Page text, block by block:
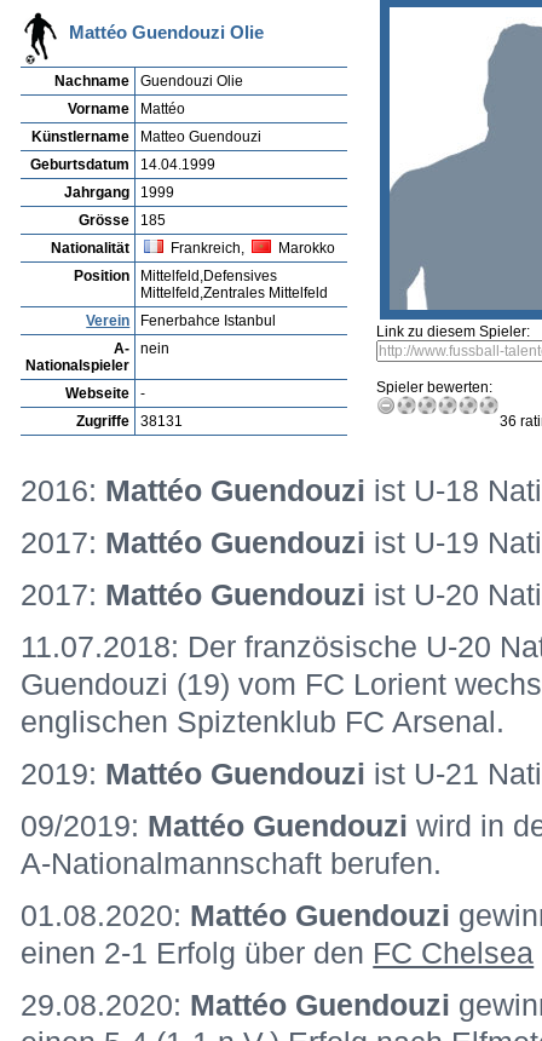
Mattéo Guendouzi Olie
Nachname
Guendouzi Olie
Vorname
Mattéo
Künstlername
Matteo Guendouzi
Geburtsdatum
14.04.1999
Jahrgang
1999
Grösse
185
Nationalität
Frankreich,
Marokko
Position
Mittelfeld,Defensives
Mittelfeld,Zentrales Mittelfeld
Verein
Fenerbahce Istanbul
A-
Nationalspieler
nein
Webseite
-
Zugriffe
38131
Link zu diesem Spieler:
Spieler bewerten:
36
2016: Mattéo Guendouzi ist U-18
2017: Mattéo Guendouzi ist U-19
2017: Mattéo Guendouzi ist U-20
11.07.2018: Der französische U-20
Guendouzi (19) vom FC Lorient
englischen Spiztenklub FC Arsenal.
2019: Mattéo Guendouzi ist U-21
09/2019: Mattéo Guendouzi wird in
A-Nationalmannschaft berufen.
01.08.2020: Mattéo Guendouzi
einen 2-1 Erfolg über den FC Chelsea
29.08.2020: Mattéo Guendouzi